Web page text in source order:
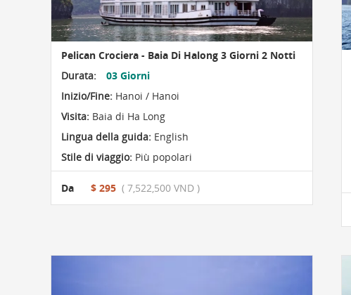
Pelican Crociera - Baia Di Halong 3 Giorni 2 Notti
Durata:
03 Giorni
Inizio/Fine: Hanoi / Hanoi
Visita: Baia di Ha Long
Lingua della guida: English
Stile di viaggio: Più popolari
Da $ 295 ( 7,522,500 VND )